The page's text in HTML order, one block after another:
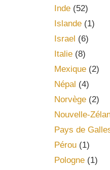
Inde(52)
Islande(1)
Israel (6)
Italie(8)
Mexique(2)
Népal (4)
Norvège(2)
Nouvelle-
Pays de
Pérou(1)
Pologne(1)